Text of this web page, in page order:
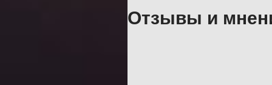
Отзывы и